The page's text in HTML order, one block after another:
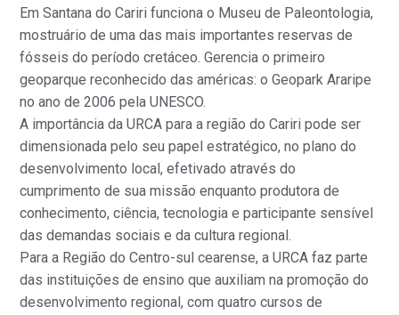
Em Santana do Cariri funciona o Museu de Paleontologia,
mostruário de uma das mais importantes reservas de
fósseis do período cretáceo. Gerencia o primeiro
geoparque reconhecido das américas: o Geopark Araripe
no ano de 2006 pela UNESCO.
A importância da URCA para a região do Cariri pode ser
dimensionada pelo seu papel estratégico, no plano do
desenvolvimento local, efetivado através do
cumprimento de sua missão enquanto produtora de
conhecimento, ciência, tecnologia e participante sensível
das demandas sociais e da cultura regional.
Para a Região do Centro-sul cearense, a URCA faz parte
das instituições de ensino que auxiliam na promoção do
desenvolvimento regional, com quatro cursos de